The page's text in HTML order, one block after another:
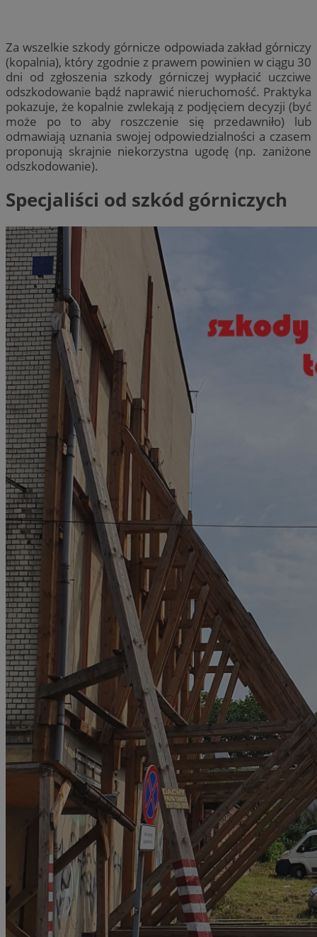
Za wszelkie szkody górnicze odpowiada zakład górniczy
(kopalnia), który zgodnie z prawem powinien w ciągu 30
dni od zgłoszenia szkody górniczej wypłacić uczciwe
odszkodowanie bądź naprawić nieruchomość. Praktyka
pokazuje, że kopalnie zwlekają z podjęciem decyzji (być
może po to aby roszczenie się przedawniło) lub
odmawiają uznania swojej odpowiedzialności a czasem
proponują skrajnie niekorzystna ugodę (np. zaniżone
odszkodowanie).
Specjaliści od szkód górniczych